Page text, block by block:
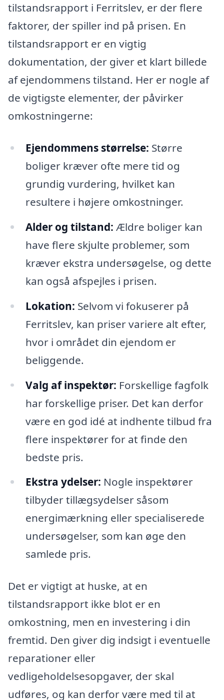
tilstandsrapport i Ferritslev, er der flere
faktorer, der spiller ind på prisen. En
tilstandsrapport er en vigtig
dokumentation, der giver et klart billede
af ejendommens tilstand. Her er nogle af
de vigtigste elementer, der påvirker
omkostningerne:
Ejendommens størrelse: Større
boliger kræver ofte mere tid og
grundig vurdering, hvilket kan
resultere i højere omkostninger.
Alder og tilstand: Ældre boliger kan
have flere skjulte problemer, som
kræver ekstra undersøgelse, og dette
kan også afspejles i prisen.
Lokation: Selvom vi fokuserer på
Ferritslev, kan priser variere alt efter,
hvor i området din ejendom er
beliggende.
Valg af inspektør: Forskellige fagfolk
har forskellige priser. Det kan derfor
være en god idé at indhente tilbud fra
flere inspektører for at finde den
bedste pris.
Ekstra ydelser: Nogle inspektører
tilbyder tillægsydelser såsom
energimærkning eller specialiserede
undersøgelser, som kan øge den
samlede pris.
Det er vigtigt at huske, at en
tilstandsrapport ikke blot er en
omkostning, men en investering i din
fremtid. Den giver dig indsigt i eventuelle
reparationer eller
vedligeholdelsesopgaver, der skal
udføres, og kan derfor være med til at